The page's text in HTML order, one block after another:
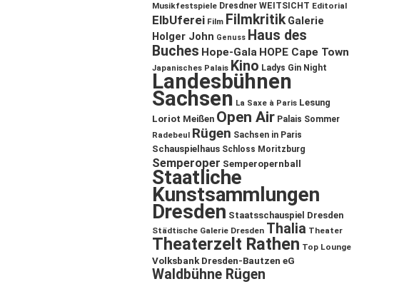
Musikfestspiele Dresdner WEITSICHT Editorial
ElbUferei Film Filmkritik Galerie
Holger John Genuss Haus des
Buches Hope-Gala HOPE Cape Town
Japanisches Palais Kino Ladys Gin Night
Landesbühnen
Sachsen La Saxe à Paris Lesung
Loriot Meißen Open Air Palais Sommer
Radebeul Rügen Sachsen in Paris
Schauspielhaus Schloss Moritzburg
Semperoper Semperopernball
Staatliche
Kunstsammlungen
Dresden Staatsschauspiel Dresden
Städtische Galerie Dresden Thalia Theater
Theaterzelt Rathen Top Lounge
Volksbank Dresden-Bautzen eG
Waldbühne Rügen